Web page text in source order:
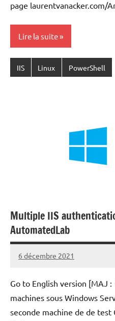
page laurentvanacker.com/
Lire la suite
IIS Linux PowerShell
Multiple IIS
AutomatedLab
6 décembre 2021
Laurent
ACKER
Go to English version [MAJ
machines sous Windows
seconde machine de de test